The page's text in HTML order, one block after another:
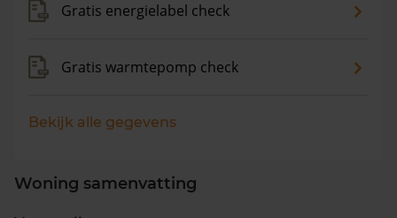
Gratis energielabel check
Gratis warmtepomp check
Bekijk alle gegevens
Woning samenvatting